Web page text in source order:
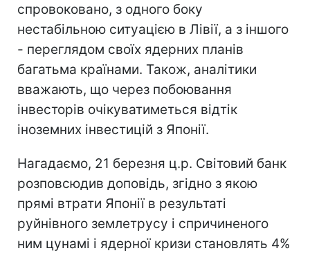
спровоковано, з одного боку
нестабільною ситуацією в Лівії, а з іншого
- переглядом своїх ядерних планів
багатьма країнами. Також, аналітики
вважають, що через побоювання
інвесторів очікуватиметься відтік
іноземних інвестицій з Японії.
Нагадаємо, 21 березня ц.р. Світовий банк
розповсюдив доповідь, згідно з якою
прямі втрати Японії в результаті
руйнівного землетрусу і спричиненого
ним цунамі і ядерної кризи становлять 4%